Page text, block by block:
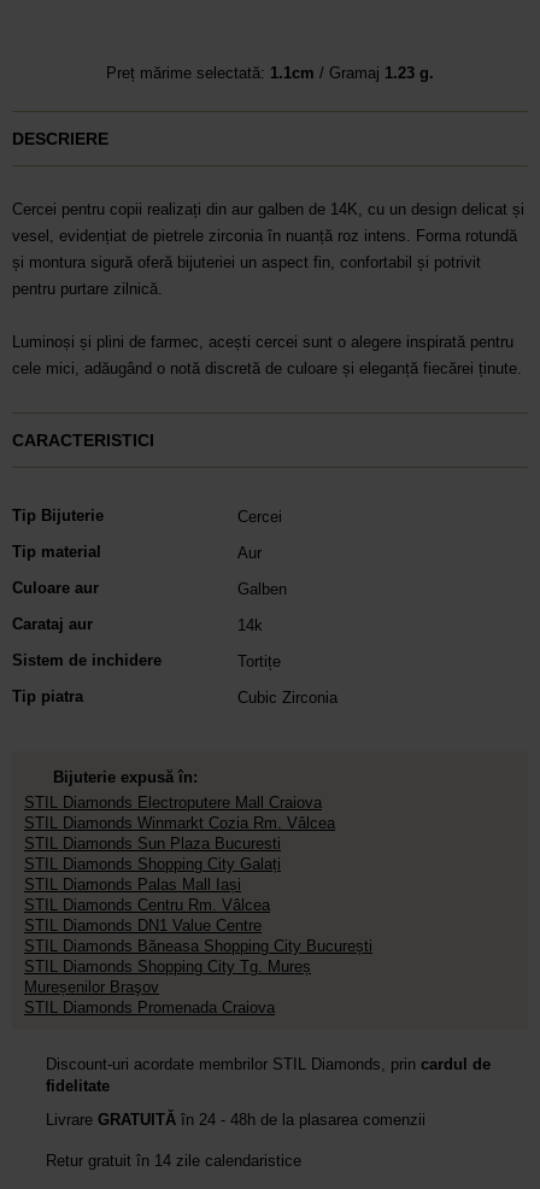
Preț mărime selectată: 1.1cm / Gramaj 1.23 g.
DESCRIERE
Cercei pentru copii realizați din aur galben de 14K, cu un design delicat și
vesel, evidențiat de pietrele zirconia în nuanță roz intens. Forma rotundă
și montura sigură oferă bijuteriei un aspect fin, confortabil și potrivit
pentru purtare zilnică.
Luminoși și plini de farmec, acești cercei sunt o alegere inspirată pentru
cele mici, adăugând o notă discretă de culoare și eleganță fiecărei ținute.
CARACTERISTICI
Tip Bijuterie
Cercei
Tip material
Aur
Culoare aur
Galben
Carataj aur
14k
Sistem de inchidere
Tortițe
Tip piatra
Cubic Zirconia
Bijuterie expusă în:
STIL Diamonds Electroputere Mall Craiova
STIL Diamonds Winmarkt Cozia Rm. Vâlcea
STIL Diamonds Sun Plaza Bucuresti
STIL Diamonds Shopping City Galați
STIL Diamonds Palas Mall Iași
STIL Diamonds Centru Rm. Vâlcea
STIL Diamonds DN1 Value Centre
STIL Diamonds Băneasa Shopping City București
STIL Diamonds Shopping City Tg. Mureș
Mureșenilor Braşov
STIL Diamonds Promenada Craiova
Discount-uri acordate membrilor STIL Diamonds, prin cardul de
fidelitate
Livrare GRATUITĂ în 24 - 48h de la plasarea comenzii
Retur gratuit în 14 zile calendaristice